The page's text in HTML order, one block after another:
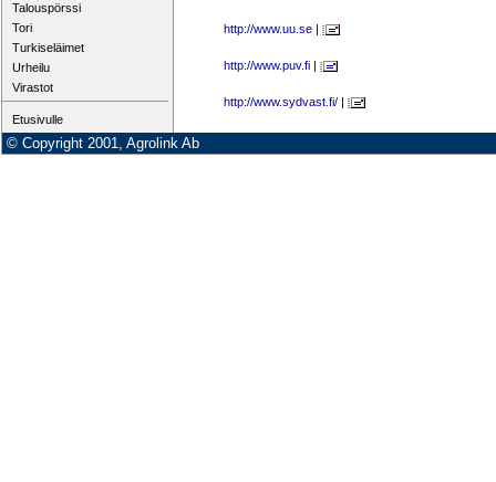
Talouspörssi
Tori
Turkiseläimet
Urheilu
Virastot
Etusivulle
http://www.uu.se |
http://www.puv.fi |
http://www.sydvast.fi/ |
© Copyright 2001, Agrolink Ab